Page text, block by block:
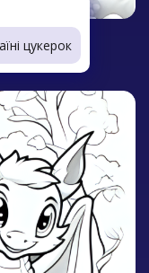
цукерок